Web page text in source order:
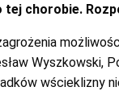
chorobie.
Wyszkowski,
wścieklizny